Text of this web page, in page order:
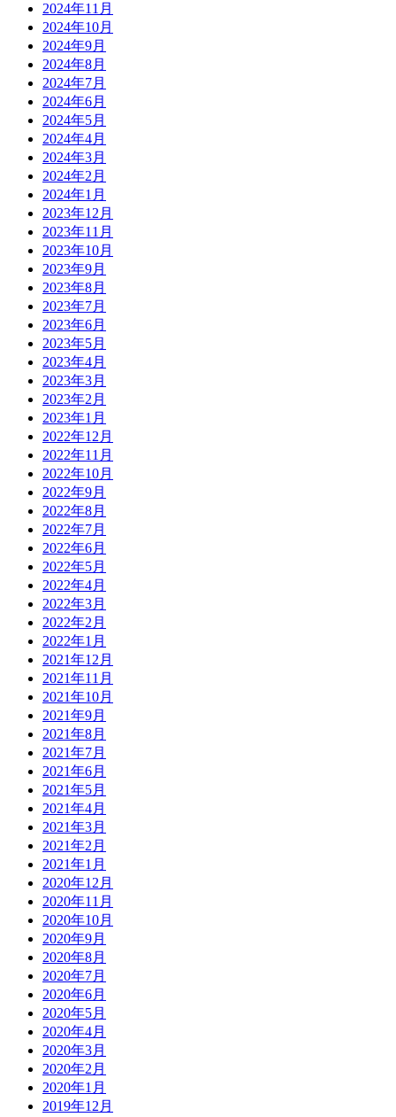
2024年11月
2024年10月
2024年9月
2024年8月
2024年7月
2024年6月
2024年5月
2024年4月
2024年3月
2024年2月
2024年1月
2023年12月
2023年11月
2023年10月
2023年9月
2023年8月
2023年7月
2023年6月
2023年5月
2023年4月
2023年3月
2023年2月
2023年1月
2022年12月
2022年11月
2022年10月
2022年9月
2022年8月
2022年7月
2022年6月
2022年5月
2022年4月
2022年3月
2022年2月
2022年1月
2021年12月
2021年11月
2021年10月
2021年9月
2021年8月
2021年7月
2021年6月
2021年5月
2021年4月
2021年3月
2021年2月
2021年1月
2020年12月
2020年11月
2020年10月
2020年9月
2020年8月
2020年7月
2020年6月
2020年5月
2020年4月
2020年3月
2020年2月
2020年1月
2019年12月